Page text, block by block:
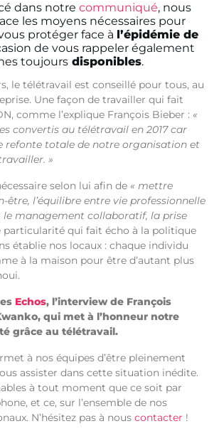
dans notre communiqué, nous
les moyens nécessaires pour
protéger face à l’épidémie de
de vous rappeler également
toujours disponibles.
le télétravail est conseillé pour tous, au
Une façon de travailler qui fait
comme l’explique François Bieber : «
convertis au télétravail en 2017 car
refonte totale de notre organisation et
»
selon lui afin de « mettre
être, l’équilibre entre vie professionnelle
le management collaboratif, la prise
particularité qui fait écho à la politique
établie nos locaux : chaque individu
à la maison pour être d’autant plus
Echos, l’interview de François
qui met à l’honneur notre
grâce au télétravail.
à nos équipes d’être pleinement
assister dans cette situation inédite.
à tout moment que ce soit par
, et ce, sur l’ensemble de nos
N’hésitez pas à nous contacter !